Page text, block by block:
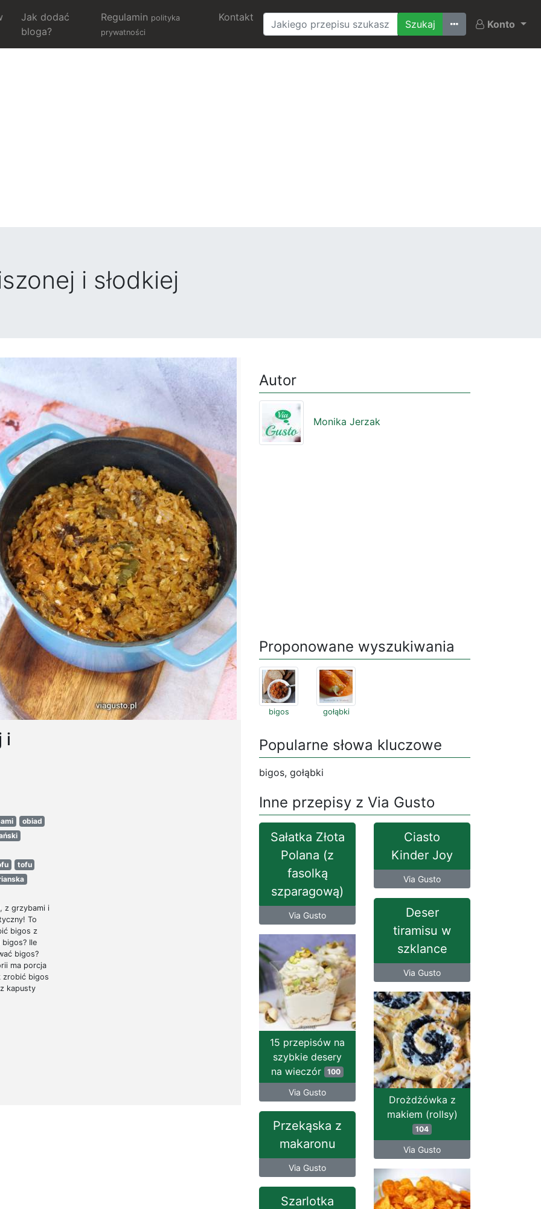
Jak dodać
bloga?
Regulamin polityka
prywatności
Kontakt
Ostatnio szukane
Konto
i słodkiej
i
obiad
tofu
z grzybami i
To
bigos z
Ile
bigos?
ma porcja
zrobić bigos
kapusty
Autor
Monika Jerzak
Proponowane wyszukiwania
bigos gołąbki
Popularne słowa kluczowe
bigos, gołąbki
Inne przepisy z Via Gusto
Sałatka Złota
Polana (z
fasolką
szparagową)
Via Gusto
Ciasto
Kinder Joy
Via Gusto
Deser
tiramisu w
szklance
Via Gusto
15 przepisów na
szybkie desery
na wieczór 100
Via Gusto
Drożdżówka z
makiem (rollsy)
104
Via Gusto
Przekąska z
makaronu
Via Gusto
Szarlotka